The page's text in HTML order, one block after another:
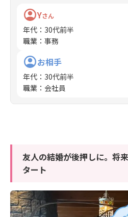
Yさん
年代 ： 30代前半
職業 ： 事務
お相手
年代 ： 30代前半
職業 ： 会社員
友人の結婚が後押しに。将
タート